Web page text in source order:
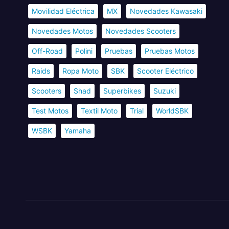
Movilidad Eléctrica MX Novedades Kawasaki
Novedades Motos Novedades Scooters
Off-Road Polini Pruebas Pruebas Motos
Raids Ropa Moto SBK Scooter Eléctrico
Scooters Shad Superbikes Suzuki
Test Motos Textil Moto Trial WorldSBK
WSBK Yamaha